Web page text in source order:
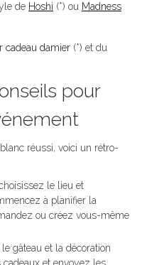
de Hoshi (*) ou Madness
cadeau damier (*) et du
pour
réussi, voici un rétro-
le lieu et
à planifier la
ou créez vous-même
gâteau et la décoration